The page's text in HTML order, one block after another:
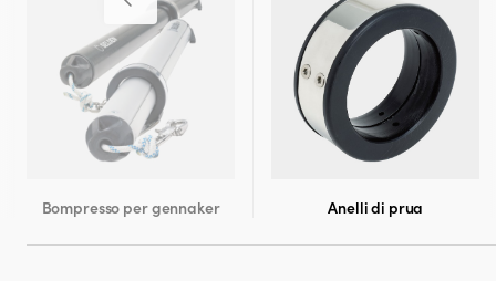
Bompresso per gennaker Anelli di prua